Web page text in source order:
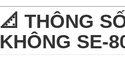
📐 THÔNG
KHÔNG SE-